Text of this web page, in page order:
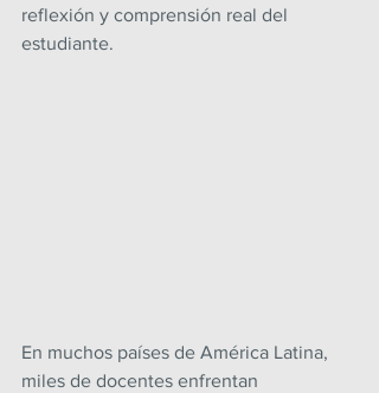
reflexión y comprensión real del
estudiante.
En muchos países de América Latina,
miles de docentes enfrentan